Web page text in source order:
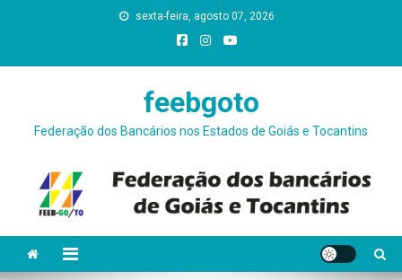
sexta-feira, agosto 07, 2026
feebgoto
Federação dos Bancários nos Estados de Goiás e Tocantins